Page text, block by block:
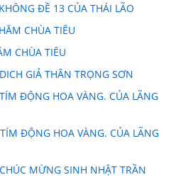
KHÔNG ĐỀ 13 CỦA THÁI LÃO
CHÙA TIÊU
CHÙA TIÊU
DICH GIẢ THÂN TRỌNG SƠN
TÍM ĐỘNG HOA VÀNG. CỦA LÃNG
TÍM ĐỘNG HOA VÀNG. CỦA LÃNG
CHÚC MỪNG SINH NHẬT TRẦN